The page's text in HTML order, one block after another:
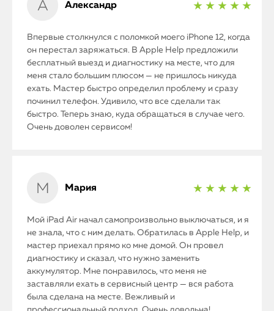
MacBook
Watch
iPad
О нас
Контакты
Статьи
Александр ★ ★ ★ ★ ★
Впервые столкнулся с поломкой моего iPhone 12, когда
он перестал заряжаться. В Apple Help предложили
бесплатный выезд и диагностику на месте, что для
меня стало большим плюсом — не пришлось никуда
ехать. Мастер быстро определил проблему и сразу
починил телефон. Удивило, что все сделали так
быстро. Теперь знаю, куда обращаться в случае чего.
Очень доволен сервисом!
Мария ★ ★ ★ ★ ★
Мой iPad Air начал самопроизвольно выключаться, и я
не знала, что с ним делать. Обратилась в Apple Help, и
мастер приехал прямо ко мне домой. Он провел
диагностику и сказал, что нужно заменить
аккумулятор. Мне понравилось, что меня не
заставляли ехать в сервисный центр — вся работа
была сделана на месте. Вежливый и